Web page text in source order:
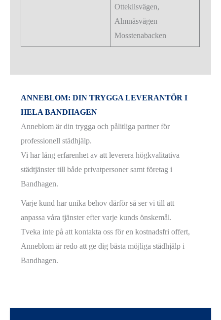
Ottekilsvägen,
Almnäsvägen
Mosstenabacken
ANNEBLOM: DIN TRYGGA LEVERANTÖR I
HELA BANDHAGEN
Anneblom är din trygga och pålitliga partner för
professionell städhjälp.
Vi har lång erfarenhet av att leverera högkvalitativa
städtjänster till både privatpersoner samt företag i
Bandhagen.
Varje kund har unika behov därför så ser vi till att
anpassa våra tjänster efter varje kunds önskemål.
Tveka inte på att kontakta oss för en kostnadsfri offert,
Anneblom är redo att ge dig bästa möjliga städhjälp i
Bandhagen.